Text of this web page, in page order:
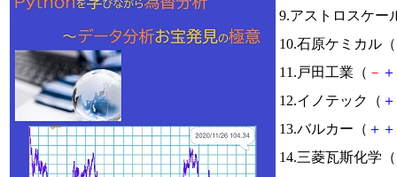
9.アストロスケー
10.石原ケミカル（
11.戸田工業（ － ＋
12.イノテック（ ＋
13.バルカー（ ＋ ＋
14.三菱瓦斯化学（